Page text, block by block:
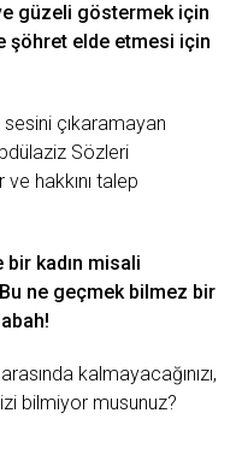
güzeli göstermek için
şöhret elde etmesi için
çıkaramayan
Sözleri
hakkını talep
bir kadın misali
ne geçmek bilmez bir
!
kalmayacağınızı,
bilmiyor musunuz?